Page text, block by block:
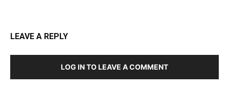
LEAVE A REPLY
LOG IN TO LEAVE A COMMENT